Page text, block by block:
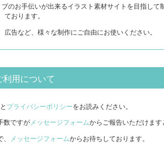
のお手伝いが出来るイラスト素材サイトを目指して
ております。
告など、様々な制作にご自由にお使いください。
利用について
と プライバシーポリシーをお読みください。
数ですがメッセージフォームからご報告いただけます
メッセージフォームからお待ちしております。